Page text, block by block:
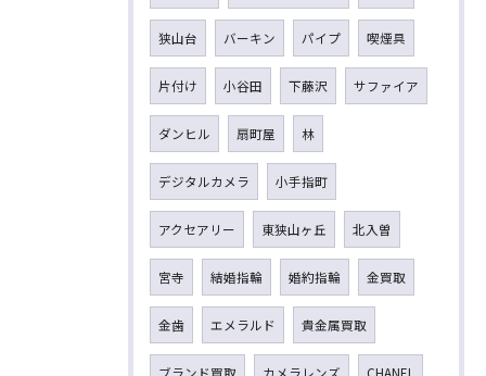
狭山台 バーキン パイプ 喫煙具
片付け 小谷田 下藤沢 サファイア
ダンヒル 扇町屋 林
デジタルカメラ 小手指町
アクセアリー 東狭山ヶ丘 北入曽
宮寺 結婚指輪 婚約指輪 金買取
金歯 エメラルド 貴金属買取